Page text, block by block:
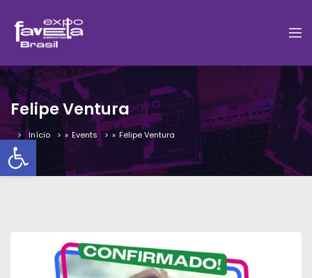
Barra de Ferramentas
Felipe Ventura
Início » Events » Felipe Ventura